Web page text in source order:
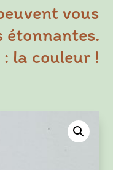
vous
étonnantes.
la couleur !